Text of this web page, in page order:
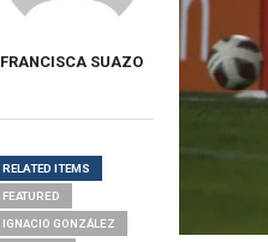
FRANCISCA SUAZO
RELATED ITEMS
FEATURED
IGNACIO GONZÁLEZ